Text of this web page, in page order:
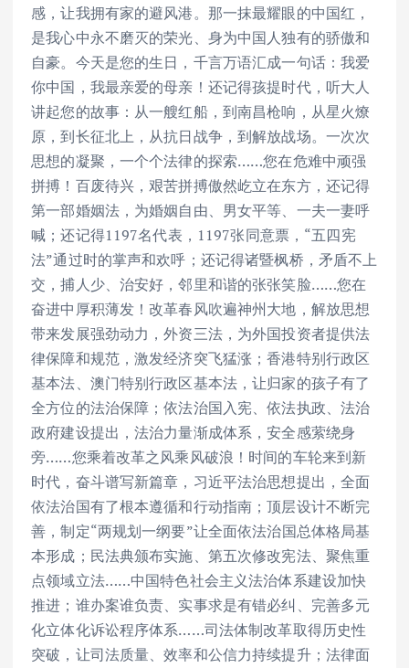
感，让我拥有家的避风港。那一抹最耀眼的中国红，
是我心中永不磨灭的荣光、身为中国人独有的骄傲和
自豪。今天是您的生日，千言万语汇成一句话：我爱
你中国，我最亲爱的母亲！还记得孩提时代，听大人
讲起您的故事：从一艘红船，到南昌枪响，从星火燎
原，到长征北上，从抗日战争，到解放战场。一次次
思想的凝聚，一个个法律的探索……您在危难中顽强
拼搏！百废待兴，艰苦拼搏傲然屹立在东方，还记得
第一部婚姻法，为婚姻自由、男女平等、一夫一妻呼
喊；还记得1197名代表，1197张同意票，“五四宪
法”通过时的掌声和欢呼；还记得诸暨枫桥，矛盾不上
交，捕人少、治安好，邻里和谐的张张笑脸……您在
奋进中厚积薄发！改革春风吹遍神州大地，解放思想
带来发展强劲动力，外资三法，为外国投资者提供法
律保障和规范，激发经济突飞猛涨；香港特别行政区
基本法、澳门特别行政区基本法，让归家的孩子有了
全方位的法治保障；依法治国入宪、依法执政、法治
政府建设提出，法治力量渐成体系，安全感萦绕身
旁……您乘着改革之风乘风破浪！时间的车轮来到新
时代，奋斗谱写新篇章，习近平法治思想提出，全面
依法治国有了根本遵循和行动指南；顶层设计不断完
善，制定“两规划一纲要”让全面依法治国总体格局基
本形成；民法典颁布实施、第五次修改宪法、聚焦重
点领域立法……中国特色社会主义法治体系建设加快
推进；谁办案谁负责、实事求是有错必纠、完善多元
化立体化诉讼程序体系……司法体制改革取得历史性
突破，让司法质量、效率和公信力持续提升；法律面